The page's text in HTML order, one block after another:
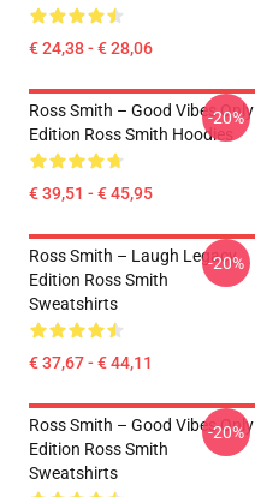
€ 24,38 - € 28,06
Ross Smith – Good Vibes Only
Edition Ross Smith Hoodies
€ 39,51 - € 45,95
-20%
Ross Smith – Laugh Legacy
Edition Ross Smith
Sweatshirts
€ 37,67 - € 44,11
-20%
Ross Smith – Good Vibes Only
Edition Ross Smith
Sweatshirts
-20%